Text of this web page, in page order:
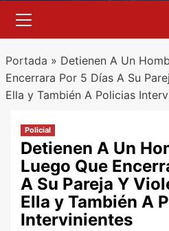
primario
Portada » Detienen A Un
Encerrara Por 5 Días A Su
Ella y También A Policias
Policial
Detienen A Un
Luego Que
A Su Pareja Y
Ella y También A
Intervinientes